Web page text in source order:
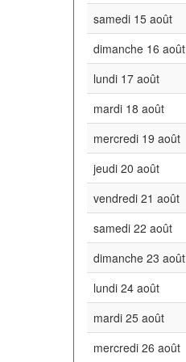
samedi 15 août
dimanche 16 août
lundi 17 août
mardi 18 août
mercredi 19 août
jeudi 20 août
vendredi 21 août
samedi 22 août
dimanche 23 août
lundi 24 août
mardi 25 août
mercredi 26 août